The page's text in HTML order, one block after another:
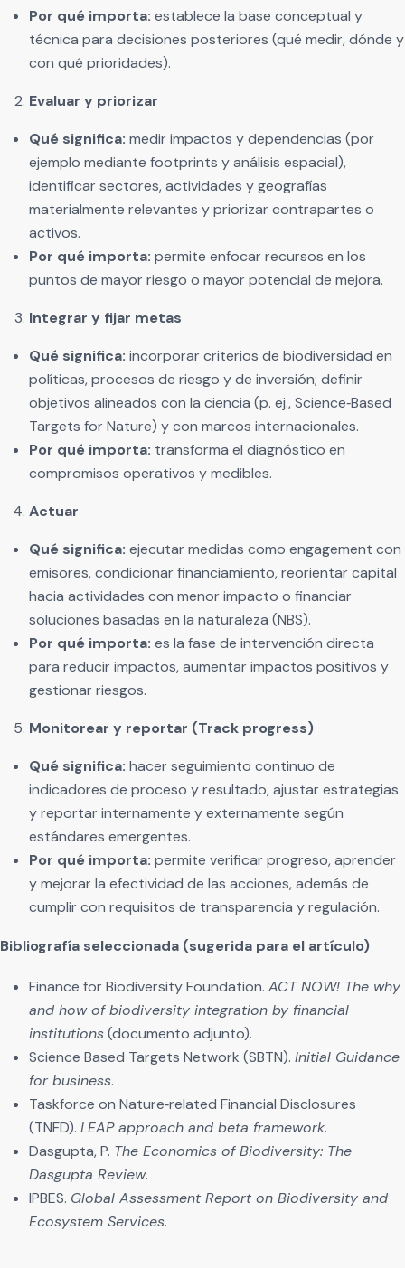
Por qué importa: establece la base conceptual y
técnica para decisiones posteriores (qué medir, dónde y
con qué prioridades).
Evaluar y priorizar
Qué significa: medir impactos y dependencias (por
ejemplo mediante footprints y análisis espacial),
identificar sectores, actividades y geografías
materialmente relevantes y priorizar contrapartes o
activos.
Por qué importa: permite enfocar recursos en los
puntos de mayor riesgo o mayor potencial de mejora.
Integrar y fijar metas
Qué significa: incorporar criterios de biodiversidad en
políticas, procesos de riesgo y de inversión; definir
objetivos alineados con la ciencia (p. ej., Science‑Based
Targets for Nature) y con marcos internacionales.
Por qué importa: transforma el diagnóstico en
compromisos operativos y medibles.
Actuar
Qué significa: ejecutar medidas como engagement con
emisores, condicionar financiamiento, reorientar capital
hacia actividades con menor impacto o financiar
soluciones basadas en la naturaleza (NBS).
Por qué importa: es la fase de intervención directa
para reducir impactos, aumentar impactos positivos y
gestionar riesgos.
Monitorear y reportar (Track progress)
Qué significa: hacer seguimiento continuo de
indicadores de proceso y resultado, ajustar estrategias
y reportar internamente y externamente según
estándares emergentes.
Por qué importa: permite verificar progreso, aprender
y mejorar la efectividad de las acciones, además de
cumplir con requisitos de transparencia y regulación.
Bibliografía seleccionada (sugerida para el artículo)
Finance for Biodiversity Foundation. ACT NOW! The why
and how of biodiversity integration by financial
institutions(documento adjunto).
Science Based Targets Network (SBTN). Initial Guidance
for business.
Taskforce on Nature‑related Financial Disclosures
(TNFD). LEAP approach and beta framework.
Dasgupta, P. The Economics of Biodiversity: The
Dasgupta Review.
IPBES. Global Assessment Report on Biodiversity and
Ecosystem Services.